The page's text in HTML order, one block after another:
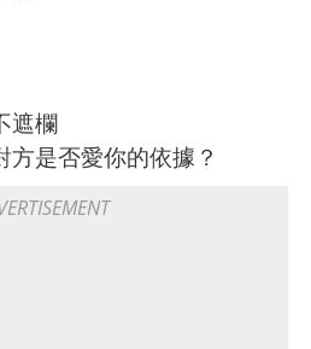
遮欄
是否愛你的依據？